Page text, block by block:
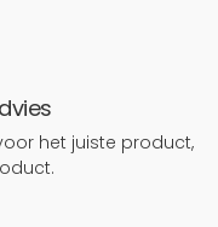
het juiste product,